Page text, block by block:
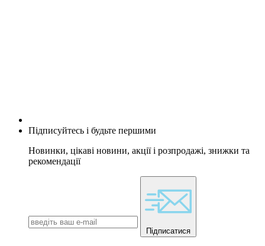
Підписуйтесь і будьте першими
Новинки, цікаві новини, акції і розпродажі, знижки та
рекомендації
Підписатися